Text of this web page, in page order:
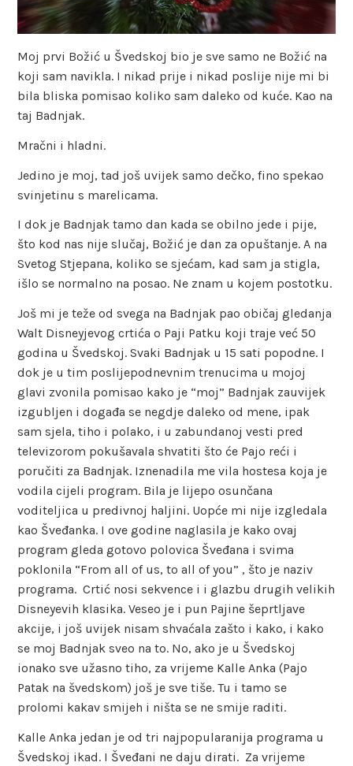
Moj prvi Božić u Švedskoj bio je sve samo ne Božić na
koji sam navikla. I nikad prije i nikad poslije nije mi bi
bila bliska pomisao koliko sam daleko od kuće. Kao na
taj Badnjak.
Mračni i hladni.
Jedino je moj, tad još uvijek samo dečko, fino spekao
svinjetinu s marelicama.
I dok je Badnjak tamo dan kada se obilno jede i pije,
što kod nas nije slučaj, Božić je dan za opuštanje. A na
Svetog Stjepana, koliko se sjećam, kad sam ja stigla,
išlo se normalno na posao. Ne znam u kojem postotku.
Još mi je teže od svega na Badnjak pao običaj gledanja
Walt Disneyjevog crtića o Paji Patku koji traje već 50
godina u Švedskoj. Svaki Badnjak u 15 sati popodne. I
dok je u tim poslijepodnevnim trenucima u mojoj
glavi zvonila pomisao kako je “moj” Badnjak zauvijek
izgubljen i događa se negdje daleko od mene, ipak
sam sjela, tiho i polako, i u zabundanoj vesti pred
televizorom pokušavala shvatiti što će Pajo reći i
poručiti za Badnjak. Iznenadila me vila hostesa koja je
vodila cijeli program. Bila je lijepo osunčana
voditeljica u predivnoj haljini. Uopće mi nije izgledala
kao Šveđanka. I ove godine naglasila je kako ovaj
program gleda gotovo polovica Šveđana i svima
poklonila “From all of us, to all of you” , što je naziv
programa. Crtić nosi sekvence i i glazbu drugih velikih
Disneyevih klasika. Veseo je i pun Pajine šeprtljave
akcije, i još uvijek nisam shvaćala zašto i kako, i kako
se moj Badnjak sveo na to. No, ako je u Švedskoj
ionako sve užasno tiho, za vrijeme Kalle Anka (Pajo
Patak na švedskom) još je sve tiše. Tu i tamo se
prolomi kakav smijeh i ništa se ne smije raditi.
Kalle Anka jedan je od tri najpopularanija programa u
Švedskoj ikad. I Šveđani ne daju dirati. Za vrijeme